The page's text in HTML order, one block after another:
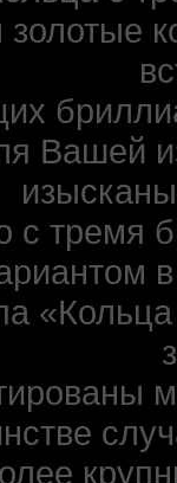
Вашей
с тремя